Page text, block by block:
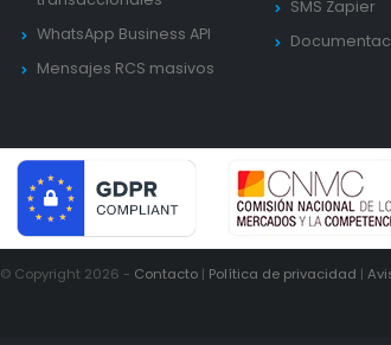
WhatsApp Business API
Mensajes RCS masivos
SMS Zapier
© Copyright 2026 - Contacto | Política de privacidad |